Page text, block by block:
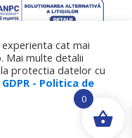
webby SpeedHost
cat mai
Mai multe detalii
protectia datelor cu
GDPR - Politica de
0